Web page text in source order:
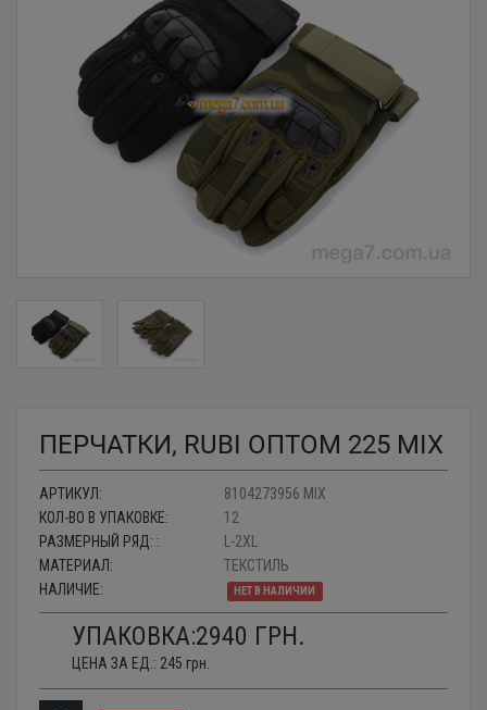
ПЕРЧАТКИ, RUBI ОПТОМ 225 MIX
АРТИКУЛ:
8104273956 MIX
КОЛ-ВО В УПАКОВКЕ:
12
РАЗМЕРНЫЙ РЯД: :
L-2XL
МАТЕРИАЛ:
ТЕКСТИЛЬ
НАЛИЧИЕ:
НЕТ В НАЛИЧИИ
УПАКОВКА:2940 ГРН.
ЦЕНА ЗА ЕД.: 245 грн.